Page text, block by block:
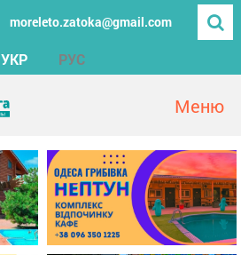
moreleto.zatoka@gmail.com
УКР РУС